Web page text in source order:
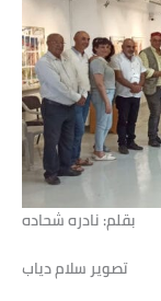
بقلم: نادره شحاده
تصوير سلام دياب